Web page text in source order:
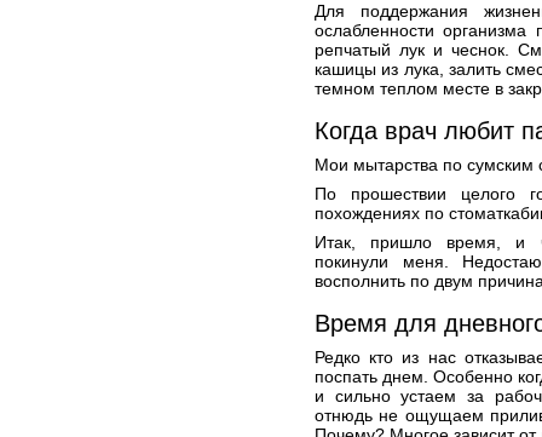
Для поддержания
ослабленности
репчатый лук и чеснок.
кашицы из лука, залить
темном теплом месте в
Когда врач любит
Мои мытарства по сумским
По прошествии целого
похождениях по
Итак, пришло время, и
покинули меня.
восполнить по двум
Время для
Редко кто из нас
поспать днем. Особенно
и сильно устаем за
отнюдь не ощущаем